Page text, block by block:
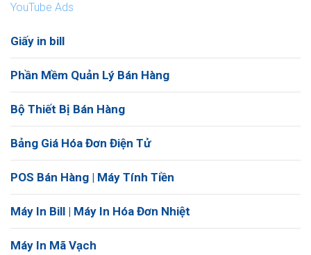
YouTube Ads
Giấy in bill
Phần Mềm Quản Lý Bán Hàng
Bộ Thiết Bị Bán Hàng
Bảng Giá Hóa Đơn Điện Tử
POS Bán Hàng | Máy Tính Tiền
Máy In Bill | Máy In Hóa Đơn Nhiệt
Máy In Mã Vạch